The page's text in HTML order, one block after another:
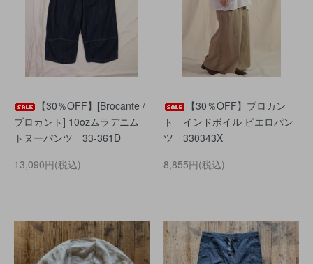
【30％OFF】[Brocante /
ブロカント] 10ozムラデニム
トヌーパンツ 33-361D
13,090円(税込)
【30％OFF】ブロカン
ト インドボイル ピエロパン
ツ 330343X
8,855円(税込)